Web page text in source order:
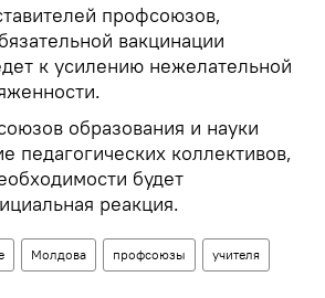
профсоюзов,
вакцинации
к усилению нежелательной
образования и науки
педагогических коллективов,
будет
реакция.
Молдова профсоюзы учителя